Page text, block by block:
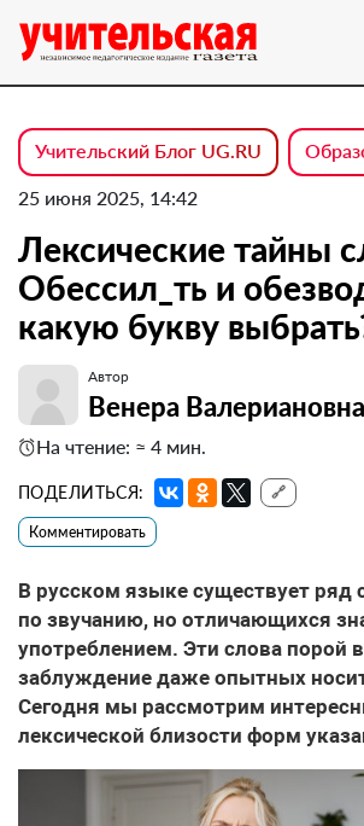
Учительский Блог UG.RU
25 июня 2025, 14:42
Лексические тайны
Обессил_ть и
какую букву
Автор
Венера
На чтение: ≈ 4 мин.
ПОДЕЛИТЬСЯ: 🔗
Комментировать
В русском языке существует ряд
по звучанию, но отличающихся
употреблением. Эти слова порой
заблуждение даже опытных
Сегодня мы рассмотрим
лексической близости форм